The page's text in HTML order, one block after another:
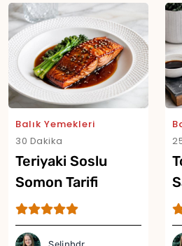
Balık Yemekleri
30 Dakika
Teriyaki Soslu
Somon Tarifi